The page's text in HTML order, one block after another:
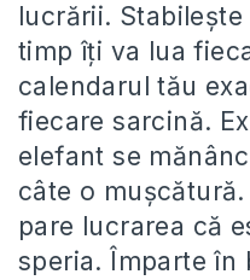
lucrării.
timp îți va lua
calendarul tău
fiecare sarcină.
elefant se
câte o
pare lucrarea că
speria. Împarte în